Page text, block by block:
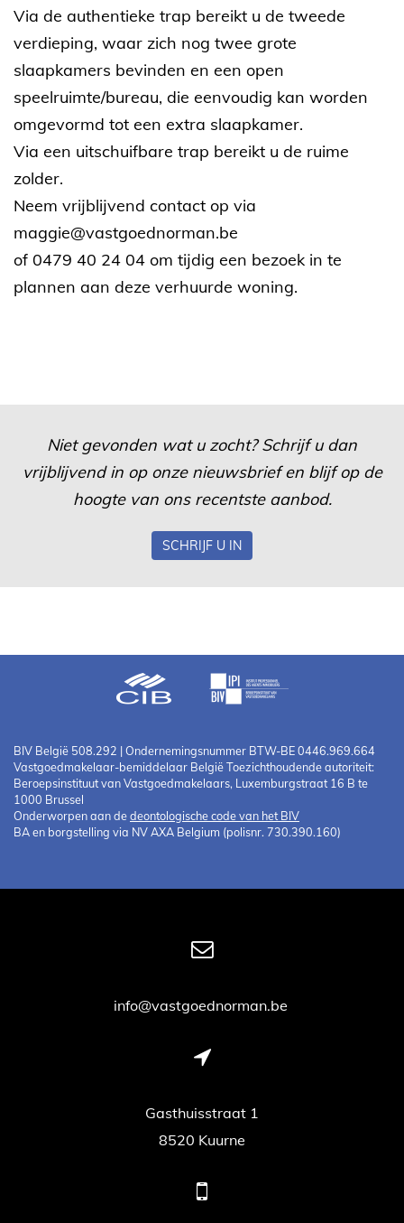
Via de authentieke trap bereikt u de tweede
verdieping, waar zich nog twee grote
slaapkamers bevinden en een open
speelruimte/bureau, die eenvoudig kan worden
omgevormd tot een extra slaapkamer.
Via een uitschuifbare trap bereikt u de ruime
zolder.
Neem vrijblijvend contact op via
maggie@vastgoednorman.be
of 0479 40 24 04 om tijdig een bezoek in te
plannen aan deze verhuurde woning.
Niet gevonden wat u zocht? Schrijf u dan
vrijblijvend in op onze nieuwsbrief en blijf op de
hoogte van ons recentste aanbod.
SCHRIJF U IN
BIV België 508.292 | Ondernemingsnummer BTW-BE 0446.969.664
Vastgoedmakelaar-bemiddelaar België Toezichthoudende autoriteit:
Beroepsinstituut van Vastgoedmakelaars, Luxemburgstraat 16 B te
1000 Brussel
Onderworpen aan dedeontologische code van het BIV
BA en borgstelling via NV AXA Belgium (polisnr. 730.390.160)
info@vastgoednorman.be
Gasthuisstraat 1
8520 Kuurne